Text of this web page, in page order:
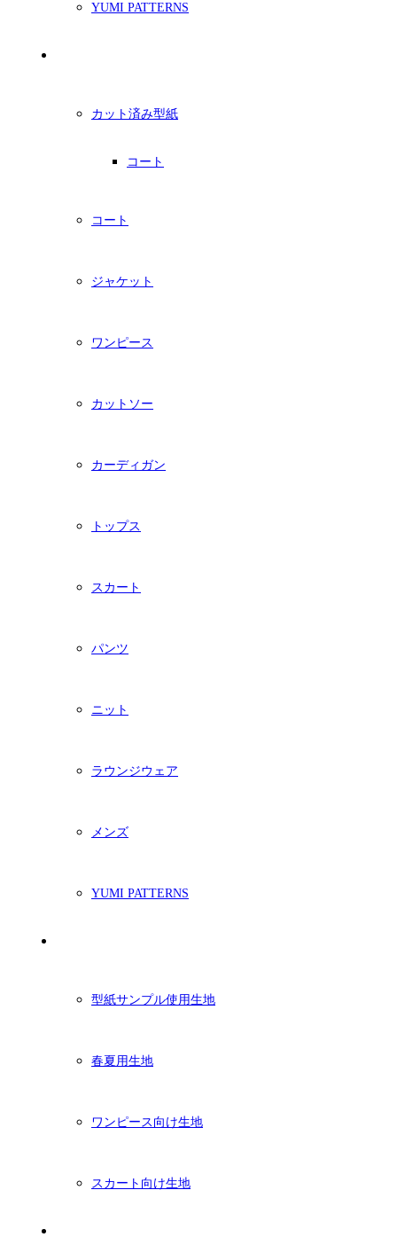
YUMI PATTERNS
カット済み型紙
コート
コート
ジャケット
ワンピース
カットソー
カーディガン
トップス
スカート
パンツ
ニット
ラウンジウェア
メンズ
YUMI PATTERNS
型紙サンプル使用生地
春夏用生地
ワンピース向け生地
スカート向け生地